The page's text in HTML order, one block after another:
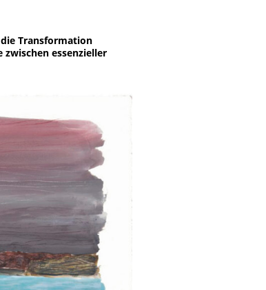
Transformation
essenzieller